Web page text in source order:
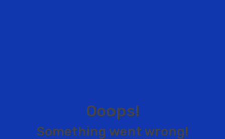
Ooops!
Something went wrong!